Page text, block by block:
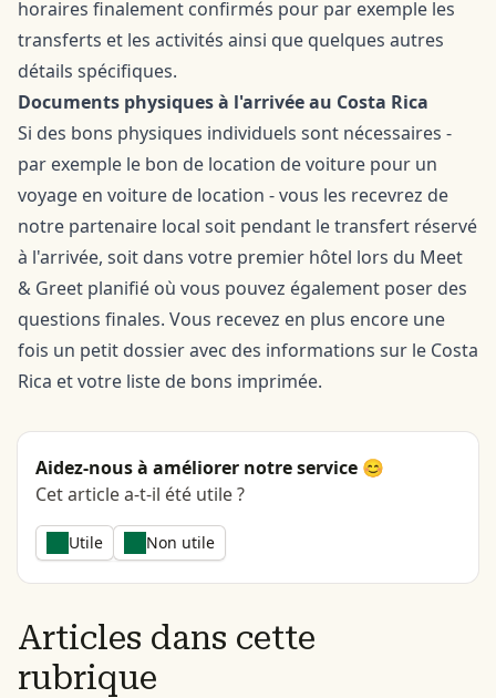
horaires finalement confirmés pour par exemple les
transferts et les activités ainsi que quelques autres
détails spécifiques.
Documents physiques à l'arrivée au Costa Rica
Si des bons physiques individuels sont nécessaires -
par exemple le bon de location de voiture pour un
voyage en voiture de location - vous les recevrez de
notre partenaire local soit pendant le transfert réservé
à l'arrivée, soit dans votre premier hôtel lors du Meet
& Greet planifié où vous pouvez également poser des
questions finales. Vous recevez en plus encore une
fois un petit dossier avec des informations sur le Costa
Rica et votre liste de bons imprimée.
Aidez-nous à améliorer notre service 😊
Cet article a-t-il été utile ?
Utile Non utile
Articles dans cette
rubrique